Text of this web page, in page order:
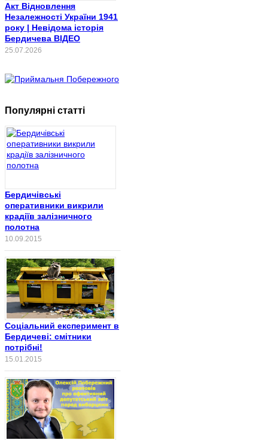
Акт Відновлення
Незалежності України 1941
року | Невідома історія
Бердичева ВІДЕО
25.07.2026
Популярні статті
Бердичівські
оперативники викрили
крадіїв залізничного
полотна
10.09.2015
Соціальний експеримент в
Бердичеві: смітники
потрібні!
15.01.2015